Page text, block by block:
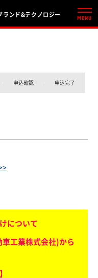
ランド&テクノロジー
申込確認 申込完了
について
工業株式会社)から